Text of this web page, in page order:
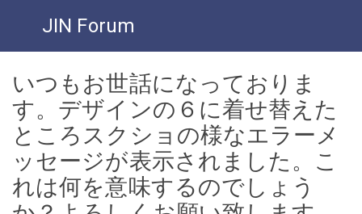
JIN Forum
いつもお世話になっておりま
す。デザインの６に着せ替えた
ところスクショの様なエラーメ
ッセージが表示されました。こ
れは何を意味するのでしょう